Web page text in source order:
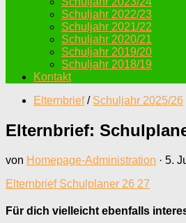
Schuljahr 2022/23
Schuljahr 2021/22
Schuljahr 2020/21
Schuljahr 2019/20
Schuljahr 2018/19
Kontakt
Elternbrief / Schuljahr 2025/26
Elternbrief:
von Homepage-Administration · 5.
Elternbrief Schulplaner 26 27
Für dich vielleicht ebenfalls